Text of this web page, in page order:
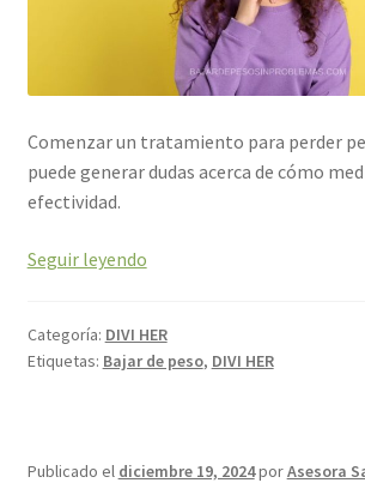
Comenzar un tratamiento para perder
puede generar dudas acerca de cómo
efectividad.
Seguir leyendo
Categoría: DIVI HER
Etiquetas: Bajar de peso, DIVI HER
Publicado el diciembre 19, 2024porAsesora